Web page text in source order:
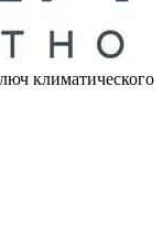
климатического